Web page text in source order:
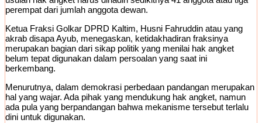
perempat dari jumlah anggota dewan.
Ketua Fraksi Golkar DPRD Kaltim, Husni Fahruddin atau yang
akrab disapa Ayub, menegaskan, ketidakhadiran fraksinya
merupakan bagian dari sikap politik yang menilai hak angket
belum tepat digunakan dalam persoalan yang saat ini
berkembang.
Menurutnya, dalam demokrasi perbedaan pandangan merupakan
hal yang wajar. Ada pihak yang mendukung hak angket, namun
ada pula yang berpandangan bahwa mekanisme tersebut terlalu
dini untuk digunakan.